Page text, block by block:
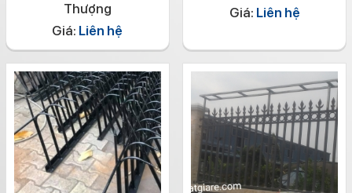
Thượng
Giá: Liên hệ
Giá: Liên hệ